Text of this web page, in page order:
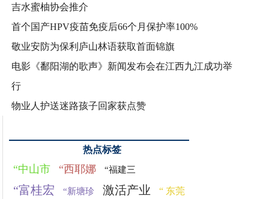
吉水蜜柚协会推介
首个国产HPV疫苗免疫后66个月保护率100%
敬业安防为保利庐山林语获取首面锦旗
电影《鄱阳湖的歌声》新闻发布会在江西九江成功举
行
物业人护送迷路孩子回家获点赞
热点标签
“中山市 “西耶娜 “福建三
“富桂宏 “新塘珍 激活产业 “ 东莞